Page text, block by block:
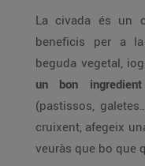
La civada és un
beneficis per a
beguda vegetal,
un bon
(pastissos,
cruixent, afegeix
veuràs que bo que